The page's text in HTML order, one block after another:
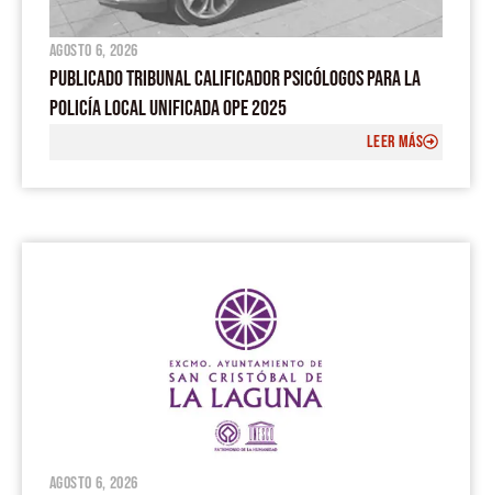
agosto 6, 2026
PUBLICADO TRIBUNAL CALIFICADOR PSICÓLOGOS PARA LA
POLICÍA LOCAL UNIFICADA OPE 2025
LEER MÁS
agosto 6, 2026